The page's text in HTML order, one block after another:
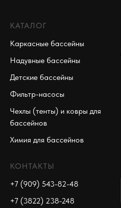
КАТАЛОГ
Каркасные бассейны
Надувные бассейны
Детские бассейны
Фильтр-насосы
Чехлы (тенты) и ковры для
бассейнов
Химия для бассейнов
КОНТАКТЫ
+7 (909) 543-82-48
+7 (3822) 238-248